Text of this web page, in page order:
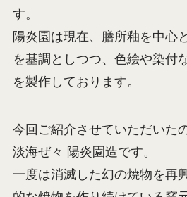
す。
陽炎園は現在、膳所釉を中心
を基調としつつ、色絵や染付
を製作しております。
今回ご紹介させていただいた
淡海ぜ々 陽炎園造です。
一度は消滅した幻の焼物を再